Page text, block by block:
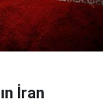
İran